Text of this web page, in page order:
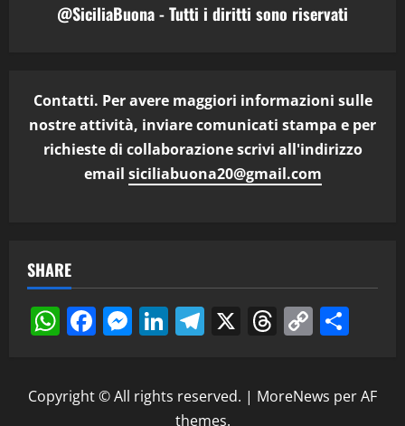
@SiciliaBuona - Tutti i diritti sono riservati
Contatti. Per avere maggiori informazioni sulle
nostre attività, inviare comunicati stampa e per
richieste di collaborazione scrivi all'indirizzo
email siciliabuona20@gmail.com
SHARE
WhatsApp
Facebook
Messenger
LinkedIn
Telegram
X Threads
Copy
Copyright © All rights reserved. | MoreNews per AF
themes.